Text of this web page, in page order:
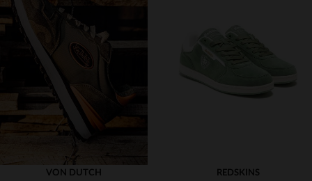
TAILLES DISPONIBLES
43 44
VON DUTCH
REDSKINS